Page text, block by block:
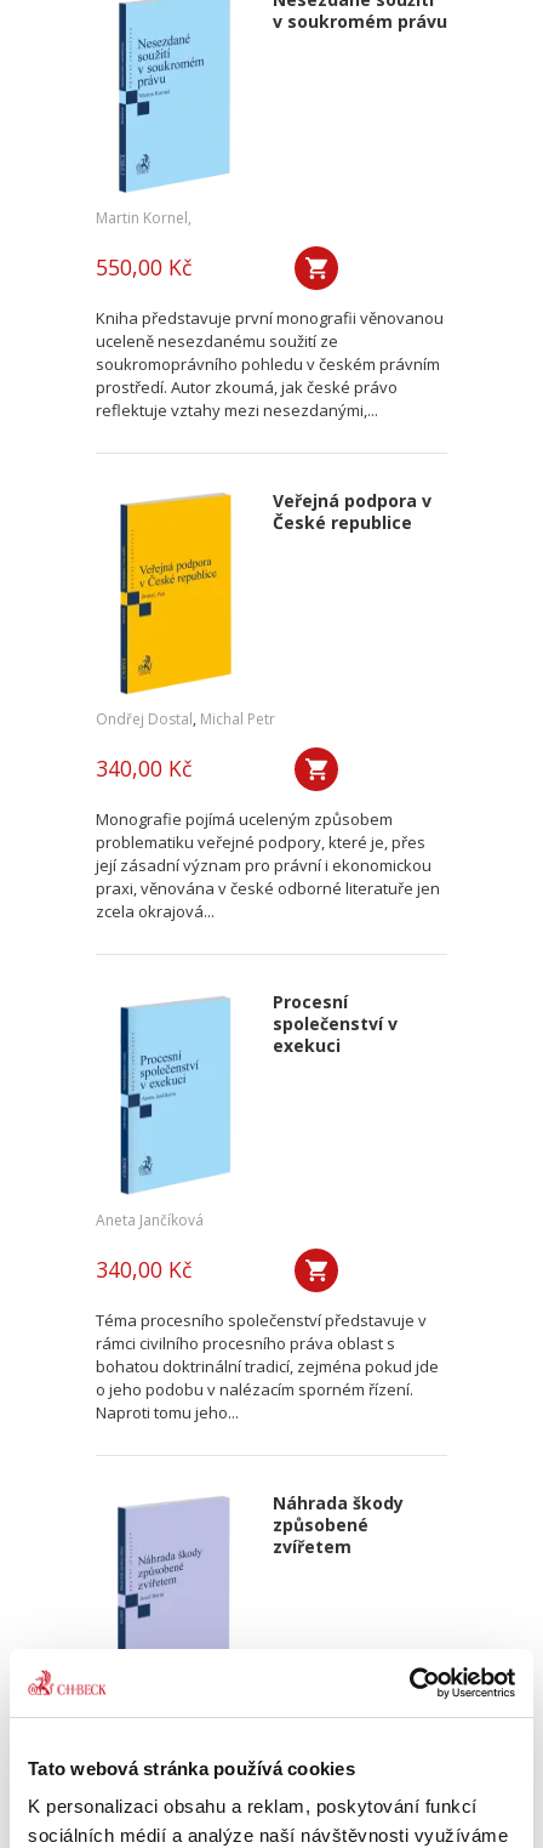
Tato webová stránka používá cookies
K personalizaci obsahu a reklam, poskytování funkcí
sociálních médií a analýze naší návštěvnosti využíváme
v soukromém právu
Martin Kornel,
550,00 Kč
Kniha představuje první monografii věnovanou
uceleně nesezdanému soužití ze
soukromoprávního pohledu v českém právním
prostředí. Autor zkoumá, jak české právo
reflektuje vztahy mezi nesezdanými,...
Veřejná podpora v
České republice
Ondřej Dostal, Michal Petr
340,00 Kč
Monografie pojímá uceleným způsobem
problematiku veřejné podpory, které je, přes
její zásadní význam pro právní i ekonomickou
praxi, věnována v české odborné literatuře jen
zcela okrajová...
Procesní
společenství v
exekuci
Aneta Jančíková
340,00 Kč
Téma procesního společenství představuje v
rámci civilního procesního práva oblast s
bohatou doktrinální tradicí, zejména pokud jde
o jeho podobu v nalézacím sporném řízení.
Naproti tomu jeho...
Náhrada škody
způsobené
zvířetem
Josef Bártů
390,00 Kč
Publikace pojednává o předpokladech vzniku